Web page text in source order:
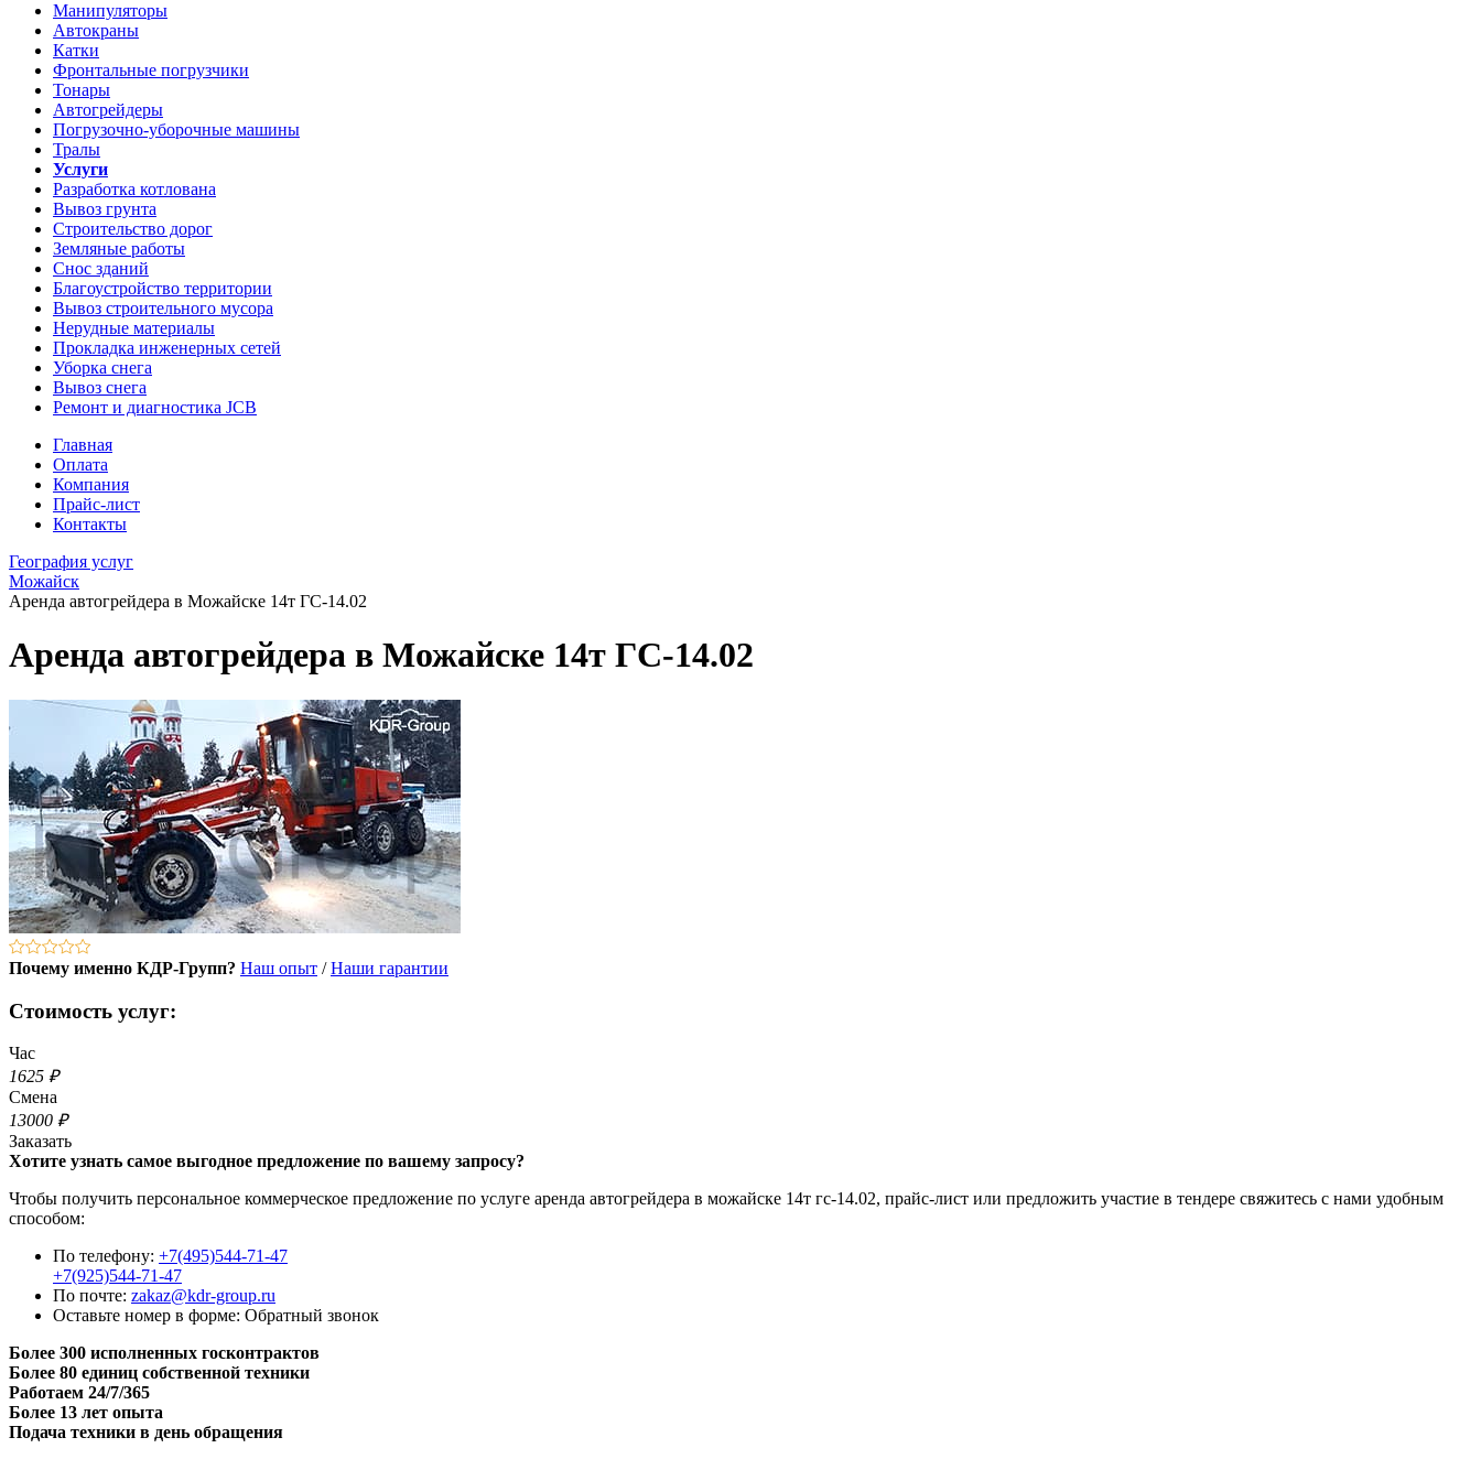
Манипуляторы
Автокраны
Катки
Фронтальные погрузчики
Тонары
Автогрейдеры
Погрузочно-уборочные машины
Тралы
Услуги
Разработка котлована
Вывоз грунта
Строительство дорог
Земляные работы
Снос зданий
Благоустройство территории
Вывоз строительного мусора
Нерудные материалы
Прокладка инженерных сетей
Уборка снега
Вывоз снега
Ремонт и диагностика JCB
Главная
Оплата
Компания
Прайс-лист
Контакты
География услуг
Можайск
Аренда автогрейдера в Можайске 14т ГС-14.02
Аренда автогрейдера в Можайске 14т ГС-14.02
Почему именно КДР-Групп? Наш опыт /Наши гарантии
Стоимость услуг:
Час
1625 ₽
Смена
13000 ₽
Заказать
Хотите узнать самое выгодное предложение по вашему запросу?
Чтобы получить персональное коммерческое предложение по услуге аренда автогрейдера в можайске 14т гс-14.02, прайс-лист или предложить участие в тендере свяжитесь с нами удобным
способом:
По телефону: +7(495)544-71-47
+7(925)544-71-47
По почте: zakaz@kdr-group.ru
Оставьте номер в форме: Обратный звонок
Более 300 исполненных госконтрактов
Более 80 единиц собственной техники
Работаем 24/7/365
Более 13 лет опыта
Подача техники в день обращения